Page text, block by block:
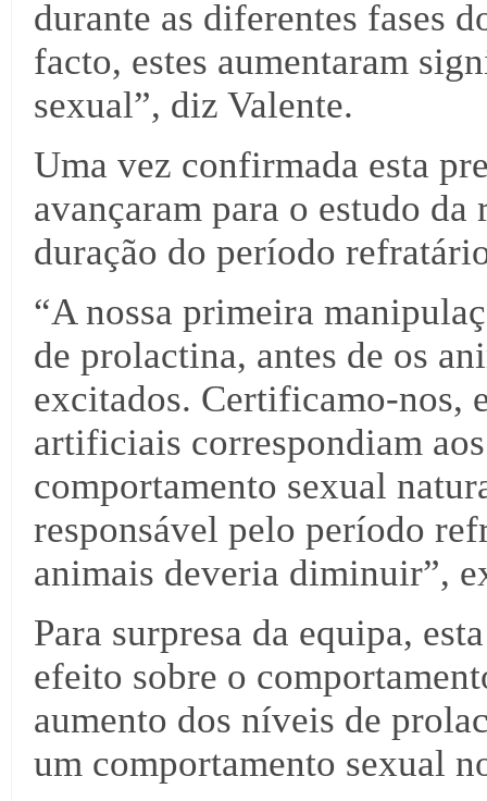
durante as diferentes fases
facto, estes aumentaram
sexual”, diz Valente.
Uma vez confirmada esta
avançaram para o estudo
duração do período
“A nossa primeira
de prolactina, antes de os
excitados. Certificamo-nos,
artificiais correspondiam
comportamento sexual
responsável pelo período
animais deveria diminuir”,
Para surpresa da equipa,
efeito sobre o
aumento dos níveis de
um comportamento sexual